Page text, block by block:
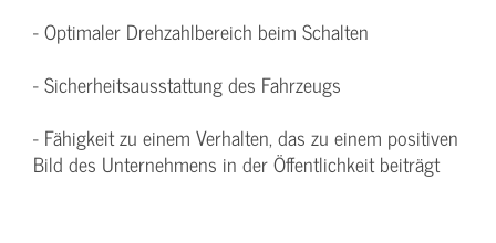
- Optimaler Drehzahlbereich beim Schalten
- Sicherheitsausstattung des Fahrzeugs
- Fähigkeit zu einem Verhalten, das zu einem positiven
Bild des Unternehmens in der Öffentlichkeit beiträgt